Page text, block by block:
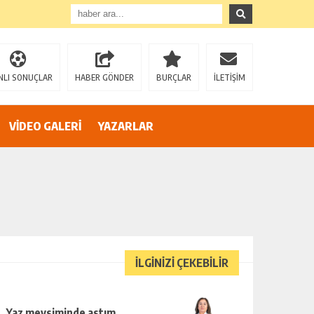
SONUÇLAR HABER GÖNDER BURÇLAR İLETİŞİM
VİDEO GALERİ YAZARLAR
İLGİNİZİ ÇEKEBİLİR